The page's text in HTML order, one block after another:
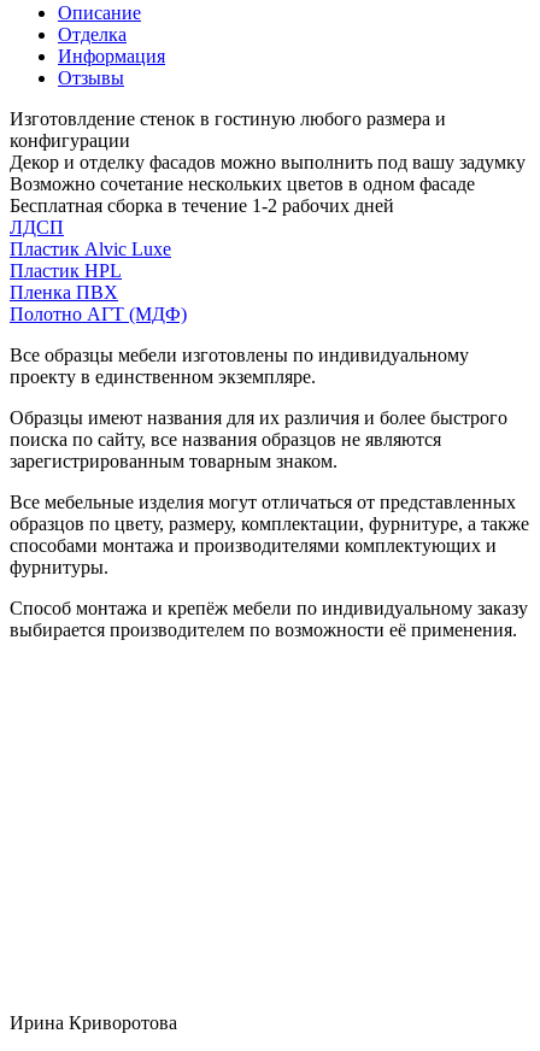
Описание
Отделка
Информация
Отзывы
Изготовлдение стенок в гостиную любого размера и
конфигурации
Декор и отделку фасадов можно выполнить под вашу задумку
Возможно сочетание нескольких цветов в одном фасаде
Бесплатная сборка в течение 1-2 рабочих дней
ЛДСП
Пластик Alvic Luxe
Пластик HPL
Пленка ПВХ
Полотно АГТ (МДФ)
Все образцы мебели изготовлены по индивидуальному
проекту в единственном экземпляре.
Образцы имеют названия для их различия и более быстрого
поиска по сайту, все названия образцов не являются
зарегистрированным товарным знаком.
Все мебельные изделия могут отличаться от представленных
образцов по цвету, размеру, комплектации, фурнитуре, а также
способами монтажа и производителями комплектующих и
фурнитуры.
Способ монтажа и крепёж мебели по индивидуальному заказу
выбирается производителем по возможности её применения.
Ирина Криворотова